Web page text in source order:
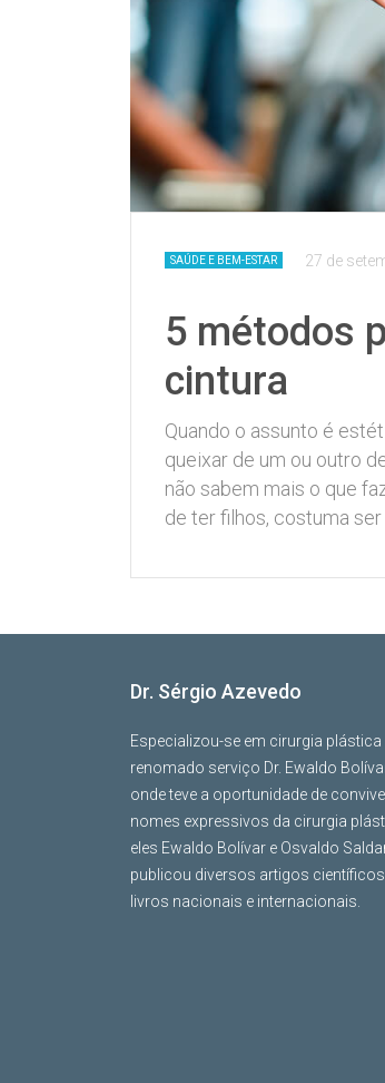
SAÚDE E BEM-ESTAR 27 de
5 métodos
cintura
Quando o assunto é
queixar de um ou outro
não sabem mais o que
de ter filhos, costuma
Dr. Sérgio Azevedo
Especializou-se em cirurgia
renomado serviço Dr. Ewaldo
onde teve a oportunidade de
nomes expressivos da cirurgia
eles Ewaldo Bolívar e Osvaldo
publicou diversos artigos
livros nacionais e internacionais.